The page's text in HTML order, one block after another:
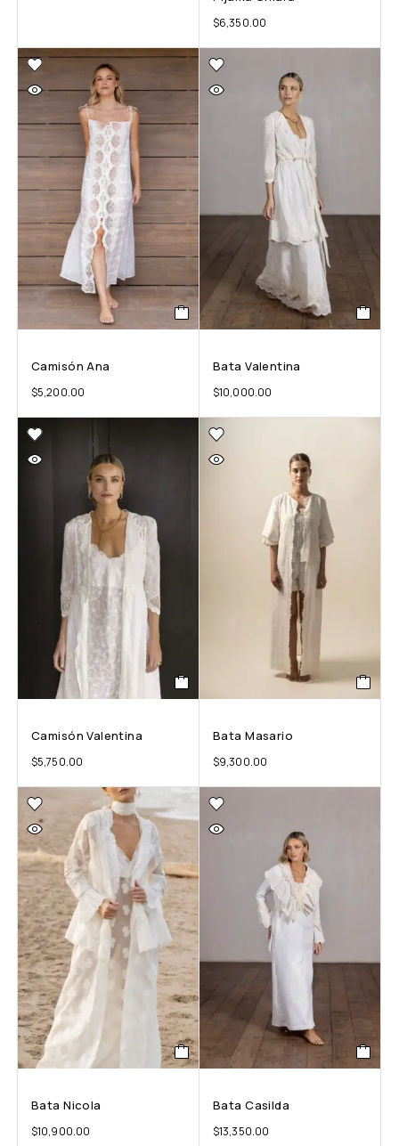
$6,350.00
Camisón Ana
$5,200.00
Bata Valentina
$10,000.00
Camisón Valentina
$5,750.00
Bata Masario
$9,300.00
Bata Nicola
$10,900.00
Bata Casilda
$13,350.00